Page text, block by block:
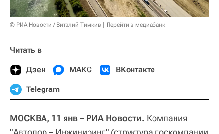
© РИА Новости / Виталий Тимкив Перейти в медиабанк
Читать в
Дзен МАКС ВКонтакте
Telegram
МОСКВА, 11 янв – РИА Новости. Компания
"Автодор – Инжиниринг" (структура госкомпании